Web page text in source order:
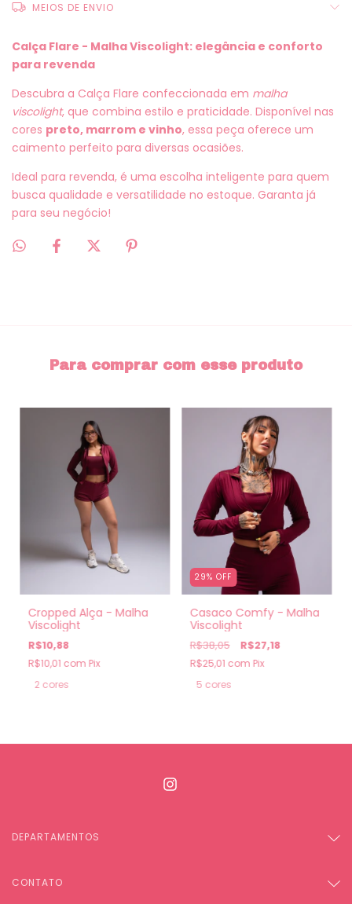
MEIOS DE ENVIO
Calça Flare - Malha Viscolight: elegância e conforto
para revenda
Descubra a Calça Flare confeccionada em malha
viscolight, que combina estilo e praticidade. Disponível nas
cores preto, marrom e vinho, essa peça oferece um
caimento perfeito para diversas ocasiões.
Ideal para revenda, é uma escolha inteligente para quem
busca qualidade e versatilidade no estoque. Garanta já
para seu negócio!
Para comprar com esse produto
Cropped Alça - Malha
Viscolight
R$10,88
R$10,01 com Pix
2 cores
29%OFF
Casaco Comfy - Malha
Viscolight
R$38,05 R$27,18
R$25,01 com Pix
5 cores
DEPARTAMENTOS
CONTATO